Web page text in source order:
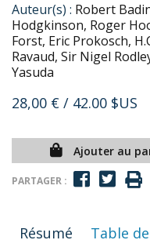
Auteur(s) : Robert
Hodgkinson, Roger
Forst, Eric Prokosch,
Ravaud, Sir Nigel
Yasuda
28,00 € / 42.00 $US
Ajouter au
PARTAGER :
Résumé Table